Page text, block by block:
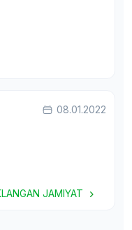
08.01.2022
JAMIYAT